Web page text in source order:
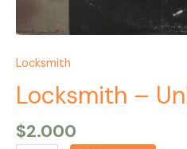
Locksmith
Locksmith –
$2.000